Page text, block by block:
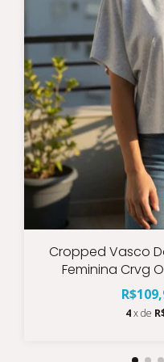
Cropped Vasco
Feminina Crvg
4 x de